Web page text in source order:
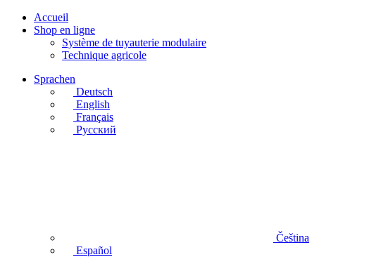
Accueil
Shop en ligne
Système de tuyauterie modulaire
Technique agricole
Sprachen
Deutsch
English
Français
Русский
Čeština
Español